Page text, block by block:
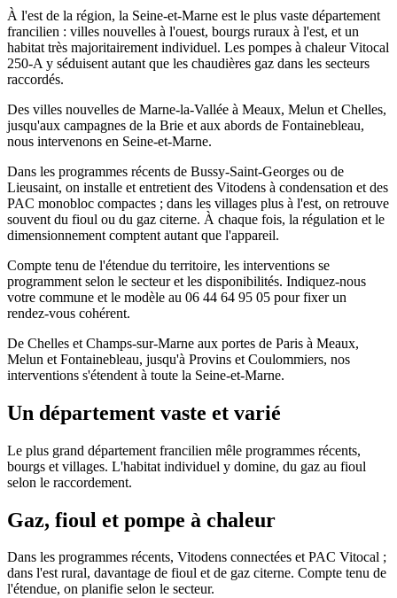
À l'est de la région, la Seine-et-Marne est le plus vaste département
francilien : villes nouvelles à l'ouest, bourgs ruraux à l'est, et un
habitat très majoritairement individuel. Les pompes à chaleur Vitocal
250-A y séduisent autant que les chaudières gaz dans les secteurs
raccordés.
Des villes nouvelles de Marne-la-Vallée à Meaux, Melun et Chelles,
jusqu'aux campagnes de la Brie et aux abords de Fontainebleau,
nous intervenons en Seine-et-Marne.
Dans les programmes récents de Bussy-Saint-Georges ou de
Lieusaint, on installe et entretient des Vitodens à condensation et des
PAC monobloc compactes ; dans les villages plus à l'est, on retrouve
souvent du fioul ou du gaz citerne. À chaque fois, la régulation et le
dimensionnement comptent autant que l'appareil.
Compte tenu de l'étendue du territoire, les interventions se
programment selon le secteur et les disponibilités. Indiquez-nous
votre commune et le modèle au 06 44 64 95 05 pour fixer un
rendez-vous cohérent.
De Chelles et Champs-sur-Marne aux portes de Paris à Meaux,
Melun et Fontainebleau, jusqu'à Provins et Coulommiers, nos
interventions s'étendent à toute la Seine-et-Marne.
Un département vaste et varié
Le plus grand département francilien mêle programmes récents,
bourgs et villages. L'habitat individuel y domine, du gaz au fioul
selon le raccordement.
Gaz, fioul et pompe à chaleur
Dans les programmes récents, Vitodens connectées et PAC Vitocal ;
dans l'est rural, davantage de fioul et de gaz citerne. Compte tenu de
l'étendue, on planifie selon le secteur.